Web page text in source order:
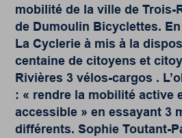
mobilité de la ville de Trois-
de Dumoulin Bicyclettes.
La Cyclerie à mis à la
centaine de citoyens et
Rivières 3 vélos-cargos .
: « rendre la mobilité active
accessible » en essayant 3
différents. Sophie Toutant-